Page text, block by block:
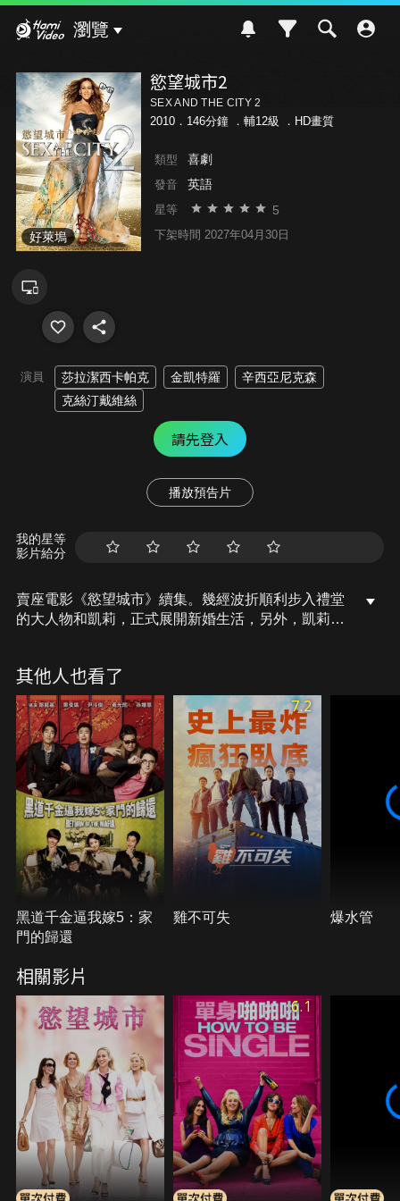
瀏覽
好萊塢
慾望城市2
SEX AND THE CITY 2
2010．146分鐘 ． 輔12級 ．HD畫質
類型 喜劇
發音 英語
星等 5
下架時間 2027年04月30日
演員 莎拉潔西卡帕克 金凱特羅
辛西亞尼克森
克絲汀戴維絲
請先登入
播放預告片
我的星等
影片給分
賣座電影《慾望城市》續集。幾經波折順利步入禮堂
的大人物和凱莉，正式展開新婚生活，另外，凱莉的
其他人也看了
黑道千金逼我嫁5：家
門的歸還
7.2
雞不可失 爆水管
相關影片
6.1